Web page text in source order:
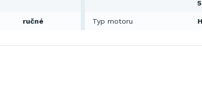
ručné Typ motoru